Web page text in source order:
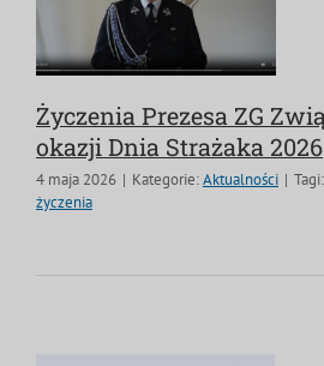
Życzenia Prezesa ZG
okazji Dnia Strażaka 2026
4 maja 2026 | Kategorie:Aktualności | Tagi:
życzenia